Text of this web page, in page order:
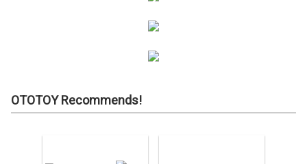
OTOTOY Recommends!